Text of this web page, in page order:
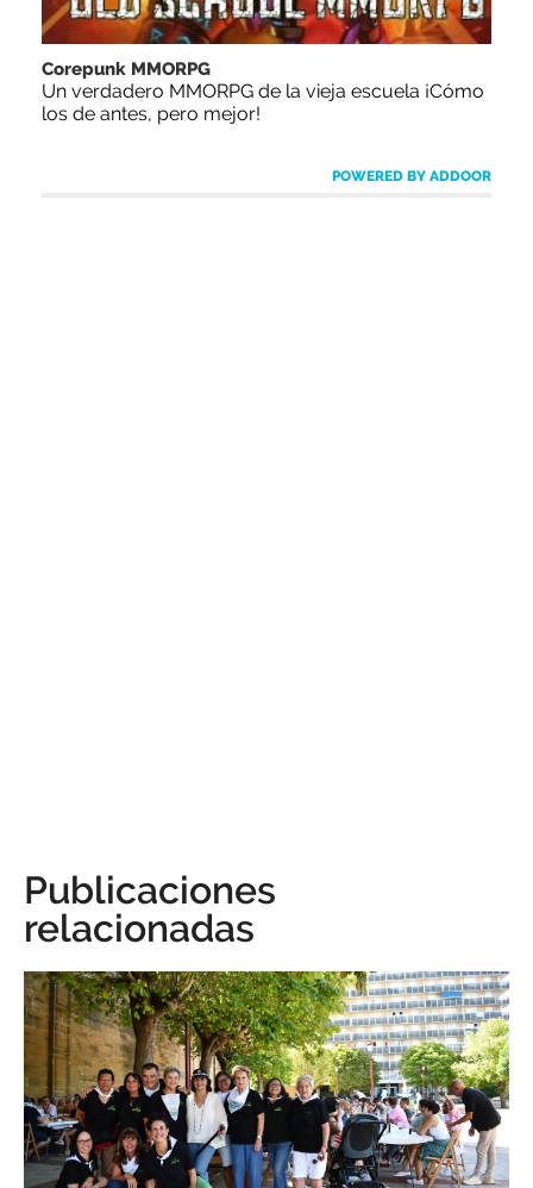
Corepunk MMORPG
Un verdadero MMORPG de la vieja escuela ¡Cómo
los de antes, pero mejor!
POWERED BY ADDOOR
Publicaciones
relacionadas